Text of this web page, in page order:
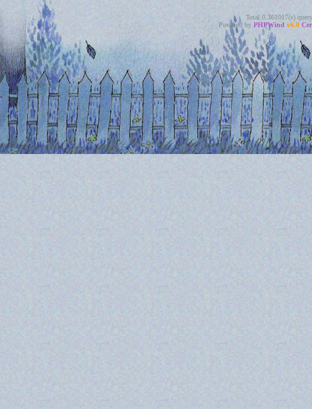
Total 0.361017(s)
Powered by PHPWind v6.0